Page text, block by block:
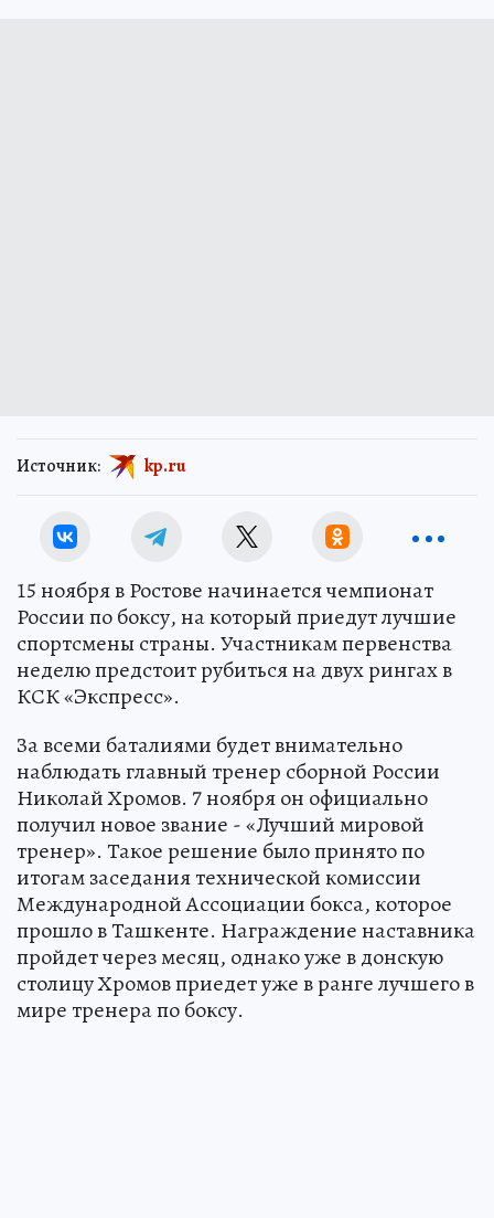
Источник: kp.ru
15 ноября в Ростове начинается чемпионат
России по боксу, на который приедут лучшие
спортсмены страны. Участникам первенства
неделю предстоит рубиться на двух рингах в
КСК «Экспресс».
За всеми баталиями будет внимательно
наблюдать главный тренер сборной России
Николай Хромов. 7 ноября он официально
получил новое звание - «Лучший мировой
тренер». Такое решение было принято по
итогам заседания технической комиссии
Международной Ассоциации бокса, которое
прошло в Ташкенте. Награждение наставника
пройдет через месяц, однако уже в донскую
столицу Хромов приедет уже в ранге лучшего в
мире тренера по боксу.